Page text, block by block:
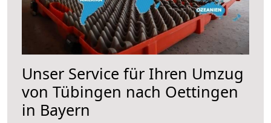
Unser Service für Ihren Umzug
von Tübingen nach Oettingen
in Bayern